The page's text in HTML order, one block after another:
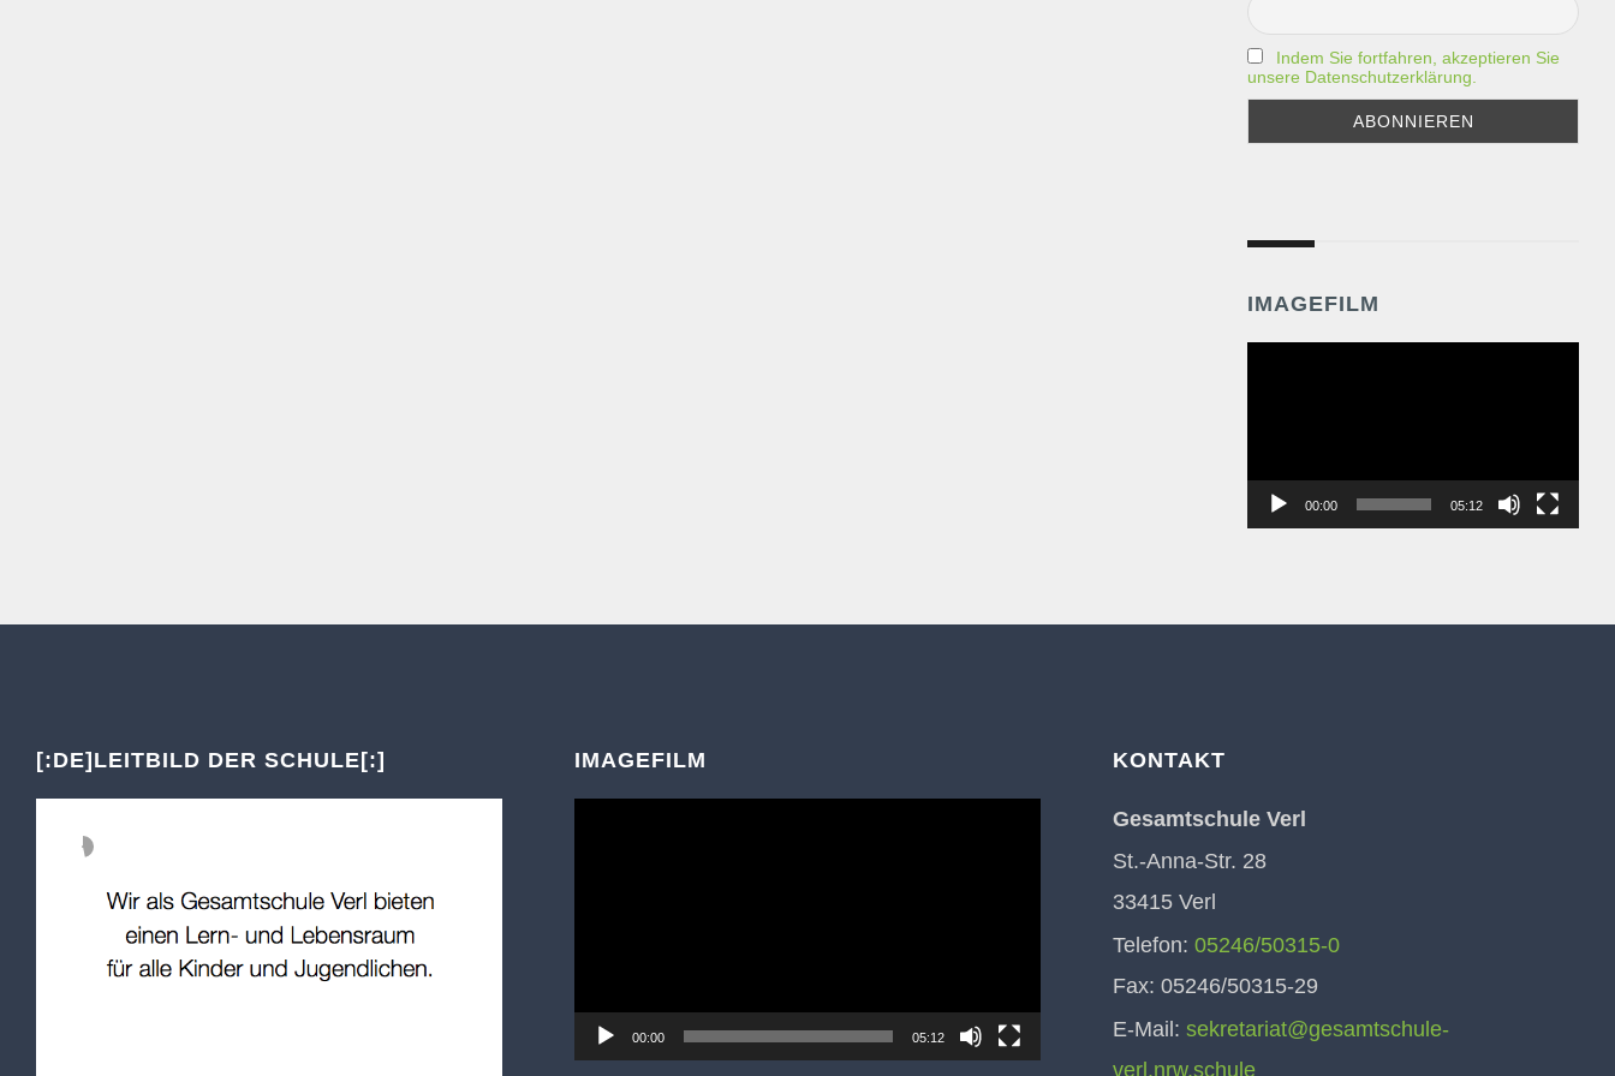
Indem Sie fortfahren, akzeptieren Sie
unsere Datenschutzerklärung.
IMAGEFILM
00:00 05:12
[:DE]LEITBILD DER SCHULE[:] IMAGEFILM
00:00 05:12
KONTAKT
Gesamtschule Verl
St.-Anna-Str. 28
33415 Verl
Telefon: 05246/50315-0
Fax: 05246/50315-29
E-Mail: sekretariat@gesamtschule-
verl.nrw.schule